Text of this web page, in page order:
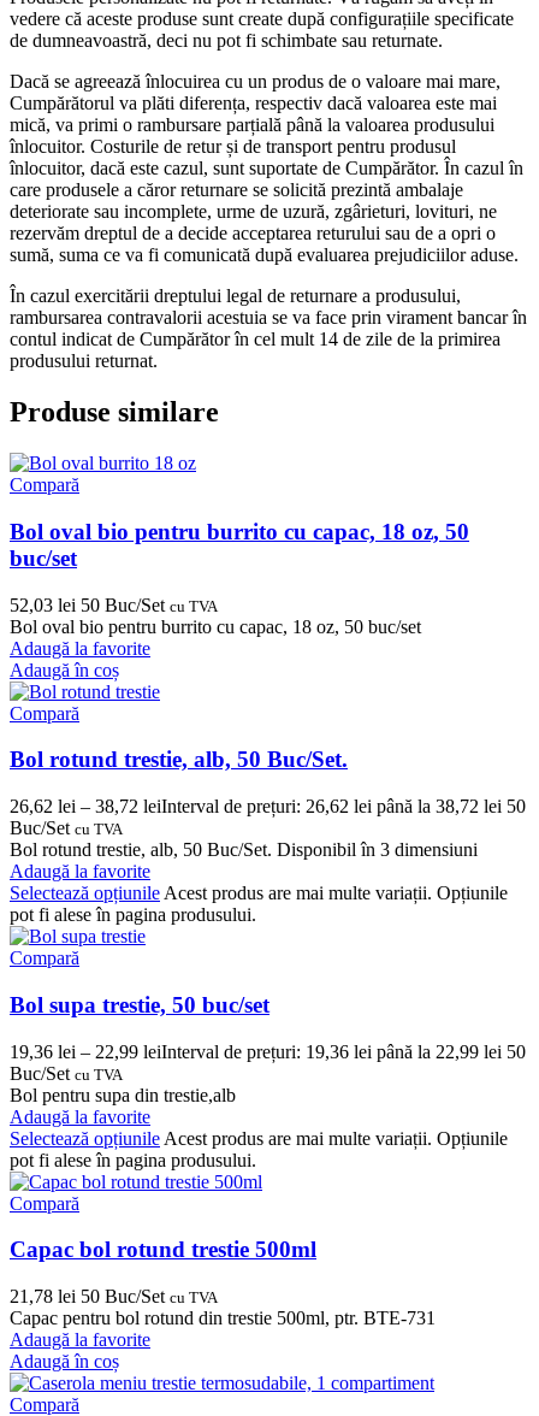
vedere că aceste produse sunt create după configurațiile specificate
de dumneavoastră, deci nu pot fi schimbate sau returnate.
Dacă se agreează înlocuirea cu un produs de o valoare mai mare,
Cumpărătorul va plăti diferența, respectiv dacă valoarea este mai
mică, va primi o rambursare parțială până la valoarea produsului
înlocuitor. Costurile de retur și de transport pentru produsul
înlocuitor, dacă este cazul, sunt suportate de Cumpărător. În cazul în
care produsele a căror returnare se solicită prezintă ambalaje
deteriorate sau incomplete, urme de uzură, zgârieturi, lovituri, ne
rezervăm dreptul de a decide acceptarea returului sau de a opri o
sumă, suma ce va fi comunicată după evaluarea prejudiciilor aduse.
În cazul exercitării dreptului legal de returnare a produsului,
rambursarea contravalorii acestuia se va face prin virament bancar în
contul indicat de Cumpărător în cel mult 14 de zile de la primirea
produsului returnat.
Produse similare
Compară
Bol oval bio pentru burrito cu capac, 18 oz, 50
buc/set
52,03 lei 50 Buc/Set cu TVA
Bol oval bio pentru burrito cu capac, 18 oz, 50 buc/set
Adaugă la favorite
Adaugă în coș
Compară
Bol rotund trestie, alb, 50 Buc/Set.
26,62 lei – 38,72 leiInterval de prețuri: 26,62 lei până la 38,72 lei 50
Buc/Set cu TVA
Bol rotund trestie, alb, 50 Buc/Set. Disponibil în 3 dimensiuni
Adaugă la favorite
Selectează opțiunile Acest produs are mai multe variații. Opțiunile
pot fi alese în pagina produsului.
Compară
Bol supa trestie, 50 buc/set
19,36 lei – 22,99 leiInterval de prețuri: 19,36 lei până la 22,99 lei 50
Buc/Set cu TVA
Bol pentru supa din trestie,alb
Adaugă la favorite
Selectează opțiunile Acest produs are mai multe variații. Opțiunile
pot fi alese în pagina produsului.
Compară
Capac bol rotund trestie 500ml
21,78 lei 50 Buc/Set cu TVA
Capac pentru bol rotund din trestie 500ml, ptr. BTE-731
Adaugă la favorite
Adaugă în coș
Compară